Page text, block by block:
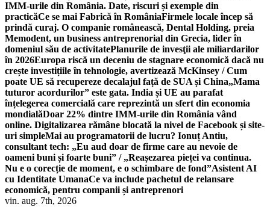
IMM-urile din România. Date, riscuri și exemple din
practicăCe se mai Fabrică în RomâniaFirmele locale încep să
prindă curaj. O companie românească, Dental Holding, preia
Memodent, un business antreprenorial din Grecia, lider în
domeniul său de activitatePlanurile de invesţii ale miliardarilor
în 2026Europa riscă un deceniu de stagnare economică dacă nu
crește investițiile în tehnologie, avertizează McKinsey / Cum
poate UE să recupereze decalajul față de SUA și China„Mama
tuturor acordurilor” este gata. India și UE au parafat
înțelegerea comercială care reprezintă un sfert din economia
mondialăDoar 22% dintre IMM-urile din România vând
online. Digitalizarea rămâne blocată la nivel de Facebook și site-
uri simpleMai au programatorii de lucru? Ionuț Antiu,
consultant tech: „Eu aud doar de firme care au nevoie de
oameni buni și foarte buni” / „Reașezarea pieței va continua.
Nu e o corecție de moment, e o schimbare de fond”Asistent AI
cu Identitate UmanaCe va include pachetul de relansare
economică, pentru companii și antreprenori
vin. aug. 7th, 2026